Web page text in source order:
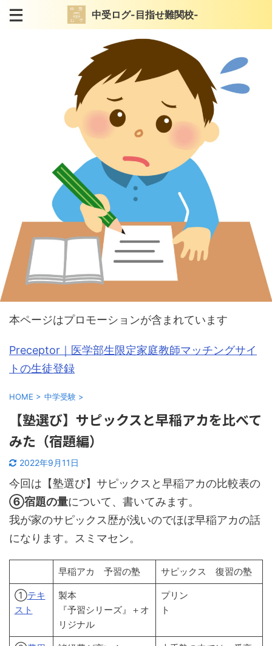
中受ログ-目指せ難関校-
本ページはプロモーションが含まれています
Preceptor｜医学部生限定家庭教師マッチングサイ
トの生徒登録
HOME > 中学受験 >
【塾選び】サピックスと早稲アカを比べて
みた（宿題編）
2022年9月11日
今回は【塾選び】サピックスと早稲アカの比較表の
⑥宿題の量について、書いてみます。
我が家のサピックス歴が浅いのでほぼ早稲アカの話
になります。スミマセン。
早稲アカ 予習の塾 サピックス 復習の塾
①テキ
スト
製本
『予習シリーズ』＋オ
リジナル
プリン
ト